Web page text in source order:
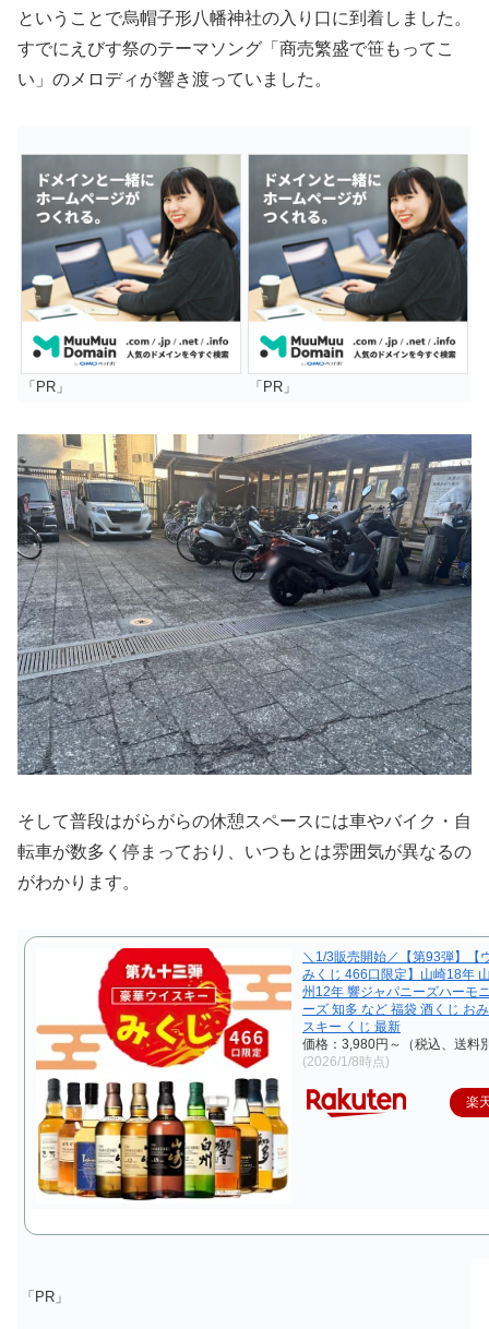
ということで烏帽子形八幡神社の入り口に到着しました。
すでにえびす祭のテーマソング「商売繁盛で笹もってこ
い」のメロディが響き渡っていました。
「PR」 「PR」
そして普段はがらがらの休憩スペースには車やバイク・自
転車が数多く停まっており、いつもとは雰囲気が異なるの
がわかります。
＼1/3販売開始／【第93弾】【
みくじ 466口限定】山崎18年
州12年 響ジャパニーズハーモ
ーズ 知多 など 福袋 酒くじ お
スキー くじ 最新
価格：3,980円～（税込、送料
(2026/1/8時点)
楽
「PR」